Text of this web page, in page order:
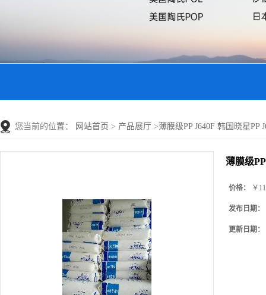
您当前的位置： 网站首页 > 产品展厅 >薄膜级PP J640F 韩国晓星PP
薄膜级
价格： ￥
发布日期：
更新日期：